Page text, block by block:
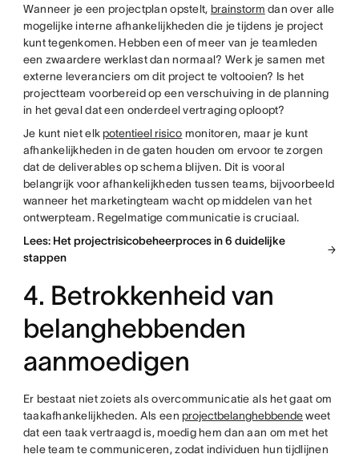
Wanneer je een projectplan opstelt, brainstorm dan over alle
mogelijke interne afhankelijkheden die je tijdens je project
kunt tegenkomen. Hebben een of meer van je teamleden
een zwaardere werklast dan normaal? Werk je samen met
externe leveranciers om dit project te voltooien? Is het
projectteam voorbereid op een verschuiving in de planning
in het geval dat een onderdeel vertraging oploopt?
Je kunt niet elk potentieel risico monitoren, maar je kunt
afhankelijkheden in de gaten houden om ervoor te zorgen
dat de deliverables op schema blijven. Dit is vooral
belangrijk voor afhankelijkheden tussen teams, bijvoorbeeld
wanneer het marketingteam wacht op middelen van het
ontwerpteam. Regelmatige communicatie is cruciaal.
Lees: Het projectrisicobeheerproces in 6 duidelijke
stappen
4. Betrokkenheid van
belanghebbenden
aanmoedigen
Er bestaat niet zoiets als overcommunicatie als het gaat om
taakafhankelijkheden. Als een projectbelanghebbendeweet
dat een taak vertraagd is, moedig hem dan aan om met het
hele team te communiceren, zodat individuen hun tijdlijnen